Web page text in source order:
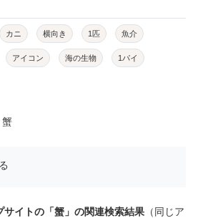
カニ 横向き 1匹 魚介
アイコン 海の生物 1パイ
蟹
サイトの「蟹」の関連検索結果 （同じア